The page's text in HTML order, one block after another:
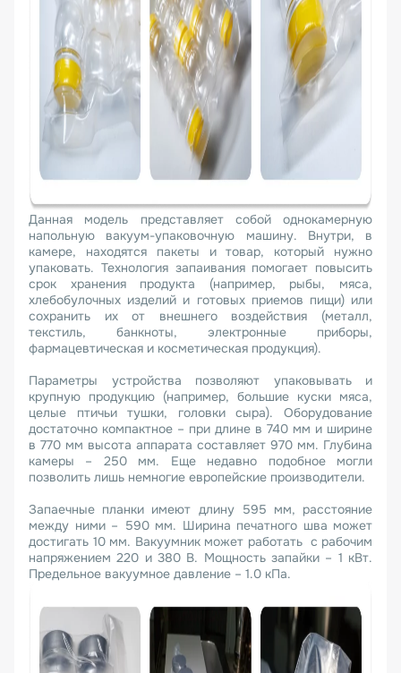
Данная модель представляет собой однокамерную
напольную вакуум-упаковочную машину. Внутри, в
камере, находятся пакеты и товар, который нужно
упаковать. Технология запаивания помогает повысить
срок хранения продукта (например, рыбы, мяса,
хлебобулочных изделий и готовых приемов пищи) или
сохранить их от внешнего воздействия (металл,
текстиль, банкноты, электронные приборы,
фармацевтическая и косметическая продукция).
Параметры устройства позволяют упаковывать и
крупную продукцию (например, большие куски мяса,
целые птичьи тушки, головки сыра). Оборудование
достаточно компактное – при длине в 740 мм и ширине
в 770 мм высота аппарата составляет 970 мм. Глубина
камеры – 250 мм. Еще недавно подобное могли
позволить лишь немногие европейские производители.
Запаечные планки имеют длину 595 мм, расстояние
между ними – 590 мм. Ширина печатного шва может
достигать 10 мм. Вакуумник может работать с рабочим
напряжением 220 и 380 В. Мощность запайки – 1 кВт.
Предельное вакуумное давление – 1.0 кПа.